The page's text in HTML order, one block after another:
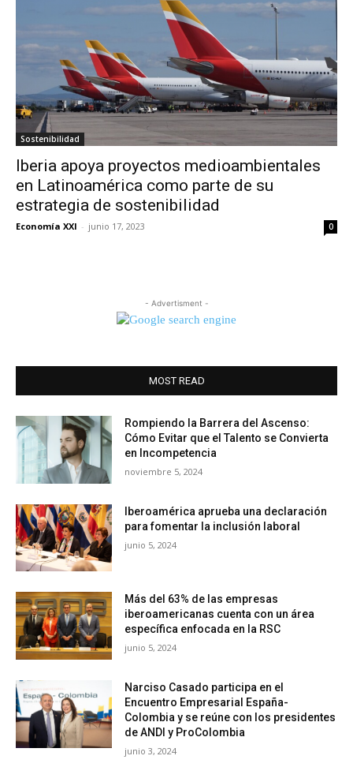
Sostenibilidad
Iberia apoya proyectos medioambientales
en Latinoamérica como parte de su
estrategia de sostenibilidad
Economía XXI - junio 17, 2023 0
- Advertisment -
MOST READ
Rompiendo la Barrera del Ascenso:
Cómo Evitar que el Talento se Convierta
en Incompetencia
noviembre 5, 2024
Iberoamérica aprueba una declaración
para fomentar la inclusión laboral
junio 5, 2024
Más del 63% de las empresas
iberoamericanas cuenta con un área
específica enfocada en la RSC
junio 5, 2024
Narciso Casado participa en el
Encuentro Empresarial España-
Colombia y se reúne con los presidentes
de ANDI y ProColombia
junio 3, 2024